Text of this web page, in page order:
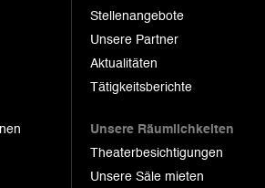
Stellenangebote
Unsere Partner
Aktualitäten
Tätigkeitsberichte
Unsere Räumlichkeiten
Theaterbesichtigungen
Unsere Säle mieten